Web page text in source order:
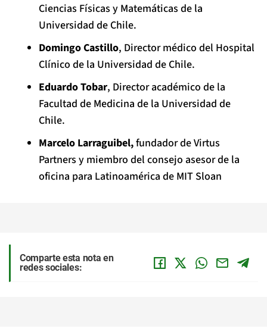
Ciencias Físicas y Matemáticas de la
Universidad de Chile.
Domingo Castillo, Director médico del Hospital
Clínico de la Universidad de Chile.
Eduardo Tobar, Director académico de la
Facultad de Medicina de la Universidad de
Chile.
Marcelo Larraguibel,fundador de Virtus
Partners y miembro del consejo asesor de la
oficina para Latinoamérica de MIT Sloan
Comparte esta nota en
redes sociales: